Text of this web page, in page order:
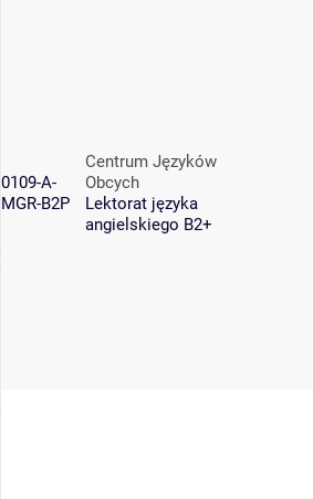
0109-A-
MGR-B2P
Centrum Języków
Obcych
Lektorat języka
angielskiego B2+